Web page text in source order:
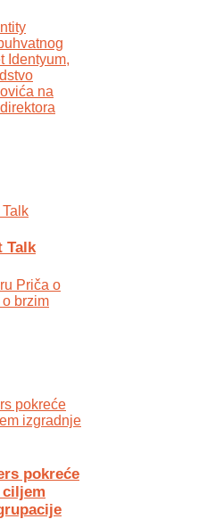
Identyum,
na
Talk
Priča o
brzim
pokreće